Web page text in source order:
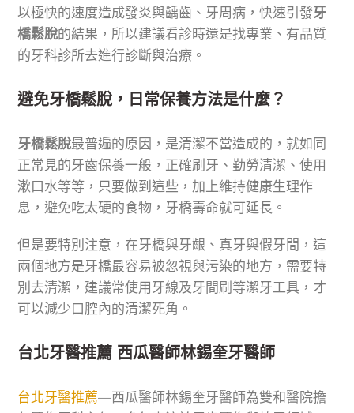
以極快的速度造成發炎與齲齒、牙周病，快速引發牙
橋鬆脫的結果，所以建議看診時還是找專業、有品質
的牙科診所去進行診斷與治療。
避免牙橋鬆脫，日常保養方法是什麼？
牙橋鬆脫最普遍的原因，是清潔不當造成的，就如同
正常見的牙齒保養一般，正確刷牙、勤勞清潔、使用
漱口水等等，只要做到這些，加上維持健康生理作
息，避免吃太硬的食物，牙橋壽命就可延長。
但是要特別注意，在牙橋與牙齦、真牙與假牙間，這
兩個地方是牙橋最容易被忽視與污染的地方，需要特
別去清潔，建議常使用牙線及牙間刷等潔牙工具，才
可以減少口腔內的清潔死角。
台北牙醫推薦 西瓜醫師林錫奎牙醫師
台北牙醫推薦—西瓜醫師林錫奎牙醫師為雙和醫院擔